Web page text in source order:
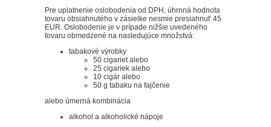
Pre uplatnenie oslobodenia od DPH, úhrnná hodnota
tovaru obsiahnutého v zásielke nesmie presiahnuť 45
EUR. Oslobodenie je v prípade nižšie uvedeného
tovaru obmedzené na nasledujúce množstvá:
tabakové výrobky
50 cigariet alebo
25 cigariek alebo
10 cigár alebo
50 g tabaku na fajčenie
alebo úmerná kombinácia
alkohol a alkoholické nápoje